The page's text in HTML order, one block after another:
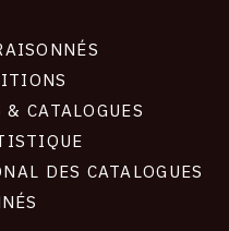
CATALOGUES
DES CATALOGUES